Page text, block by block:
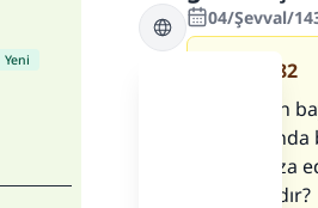
Yeni
04/Şevval/
4082
Ramazan
önce kaza
yapmalıdır?